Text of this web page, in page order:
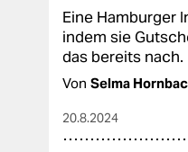
Eine Hamburger
indem sie
das bereits nach.
Von Selma
20.8.2024